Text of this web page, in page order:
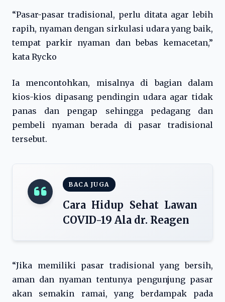
“Pasar-pasar tradisional, perlu ditata agar lebih
rapih, nyaman dengan sirkulasi udara yang baik,
tempat parkir nyaman dan bebas kemacetan,”
kata Rycko
Ia mencontohkan, misalnya di bagian dalam
kios-kios dipasang pendingin udara agar tidak
panas dan pengap sehingga pedagang dan
pembeli nyaman berada di pasar tradisional
tersebut.
BACA JUGA
Cara Hidup Sehat Lawan
COVID-19 Ala dr. Reagen
“Jika memiliki pasar tradisional yang bersih,
aman dan nyaman tentunya pengunjung pasar
akan semakin ramai, yang berdampak pada